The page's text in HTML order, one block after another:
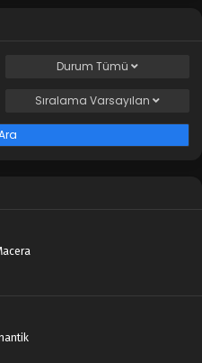
Durum Tümü
Sıralama Varsayılan